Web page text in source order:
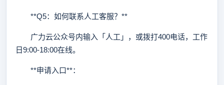
**Q5：如何联系人工客服？**
广力云公众号内输入「人工」，或拨打400电话，工作
日9:00-18:00在线。
**申请入口**：